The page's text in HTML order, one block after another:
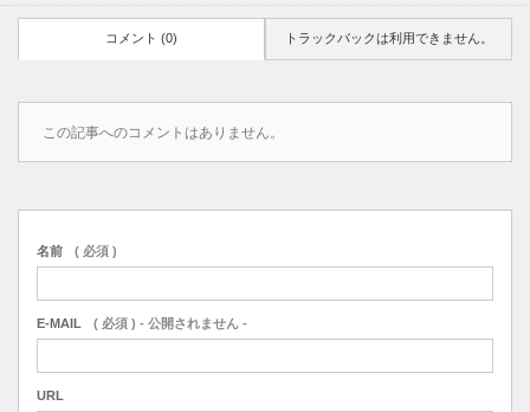
コメント (0) トラックバックは利用できません。
この記事へのコメントはありません。
名前 ( 必須 )
E-MAIL ( 必須 ) - 公開されません -
URL